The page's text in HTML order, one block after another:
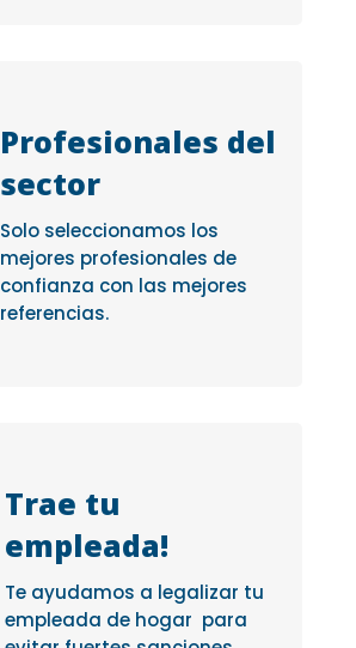
Profesionales del
sector
Solo seleccionamos los
mejores profesionales de
confianza con las mejores
referencias.
Trae tu
empleada!
Te ayudamos a legalizar tu
empleada de hogar para